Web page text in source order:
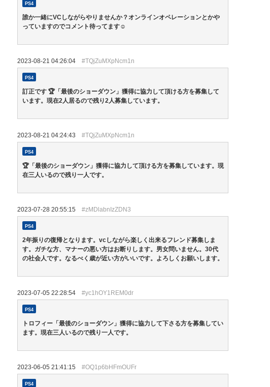
PS4
誰か一緒にVCしながらやりませんか？オンラインオペレーションとかや
っていますのでコメント待ってます☺️
2023-08-21 04:26:04 #TQjZuMXpNcm1n
PS4
訂正です 🏆「最後のショーダウン」獲得に協力して頂ける方を募集して
います。現在2人居るので残り2人募集しています。
2023-08-21 04:24:43 #TQjZuMXpNcm1n
PS4
🏆「最後のショーダウン」獲得に協力して頂ける方を募集しています。現
在三人いるので残り一人です。
2023-07-28 20:55:15 #zMDlabnIzZDN3
PS4
2年振りの復帰となります。vcしながら楽しく出来るフレンド募集しま
す。ガチな方、マナーの悪い方はお断りします。男女問いません。30代
の社会人です。なるべく歳が近い方がいいです。よろしくお願いします。
2023-07-05 22:28:54 #yc1hOY1REM0dr
PS4
トロフィー「最後のショーダウン」獲得に協力して下さる方を募集してい
ます。現在三人いるので残り一人です。
2023-06-05 21:41:15 #OQ1p6bHFmOUFr
PS4